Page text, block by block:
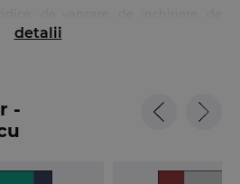
contracte de munca, contracte
speciale, dar si reguli comune,
la conditiile de formare, acordul
detalii
-